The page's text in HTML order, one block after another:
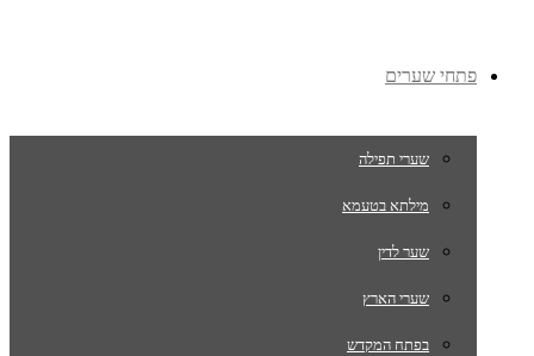
פתחי שערים
שערי תפילה
מילתא בטעמא
שער לדין
שערי הארץ
בפתח המקדש